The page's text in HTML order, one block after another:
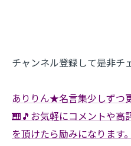
チャンネル登録して是非チ
ありりん★名言集少しずつ
🎹🎵お気軽にコメントや高
を頂けたら励みになります